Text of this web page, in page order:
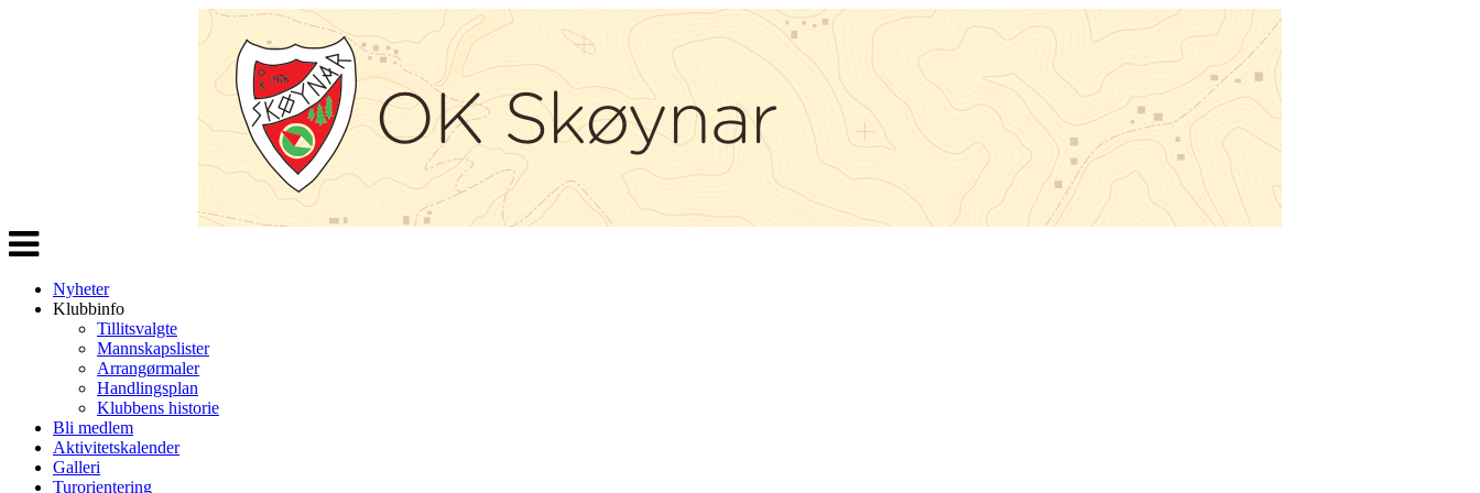
Veksle
navigasjon
Nyheter
Klubbinfo
Tillitsvalgte
Mannskapslister
Arrangørmaler
Handlingsplan
Klubbens historie
Bli medlem
Aktivitetskalender
Galleri
Turorientering